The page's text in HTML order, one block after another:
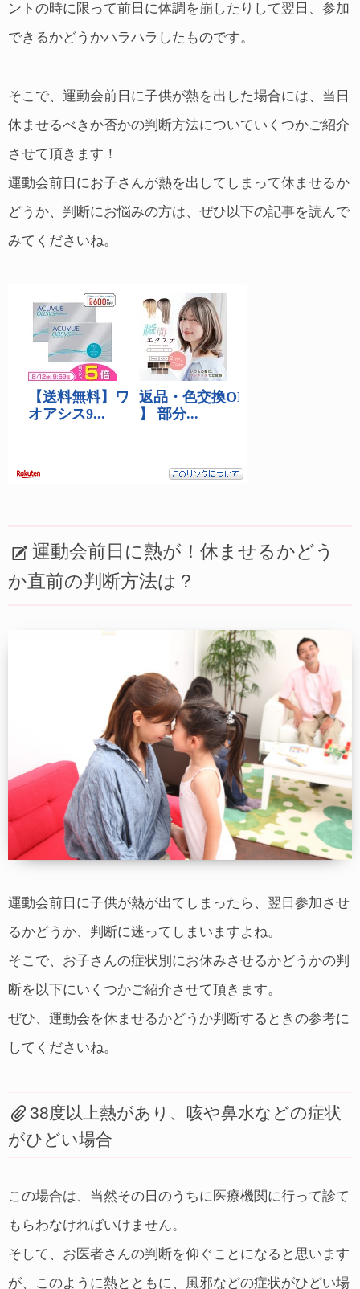
ントの時に限って前日に体調を崩したりして翌日、参加
できるかどうかハラハラしたものです。
そこで、運動会前日に子供が熱を出した場合には、当日
休ませるべきか否かの判断方法についていくつかご紹介
させて頂きます！
運動会前日にお子さんが熱を出してしまって休ませるか
どうか、判断にお悩みの方は、ぜひ以下の記事を読んで
みてくださいね。
運動会前日に熱が！休ませるかどう
か直前の判断方法は？
運動会前日に子供が熱が出てしまったら、翌日参加させ
るかどうか、判断に迷ってしまいますよね。
そこで、お子さんの症状別にお休みさせるかどうかの判
断を以下にいくつかご紹介させて頂きます。
ぜひ、運動会を休ませるかどうか判断するときの参考に
してくださいね。
38度以上熱があり、咳や鼻水などの症状
がひどい場合
この場合は、当然その日のうちに医療機関に行って診て
もらわなければいけません。
そして、お医者さんの判断を仰ぐことになると思います
が、このように熱とともに、風邪などの症状がひどい場